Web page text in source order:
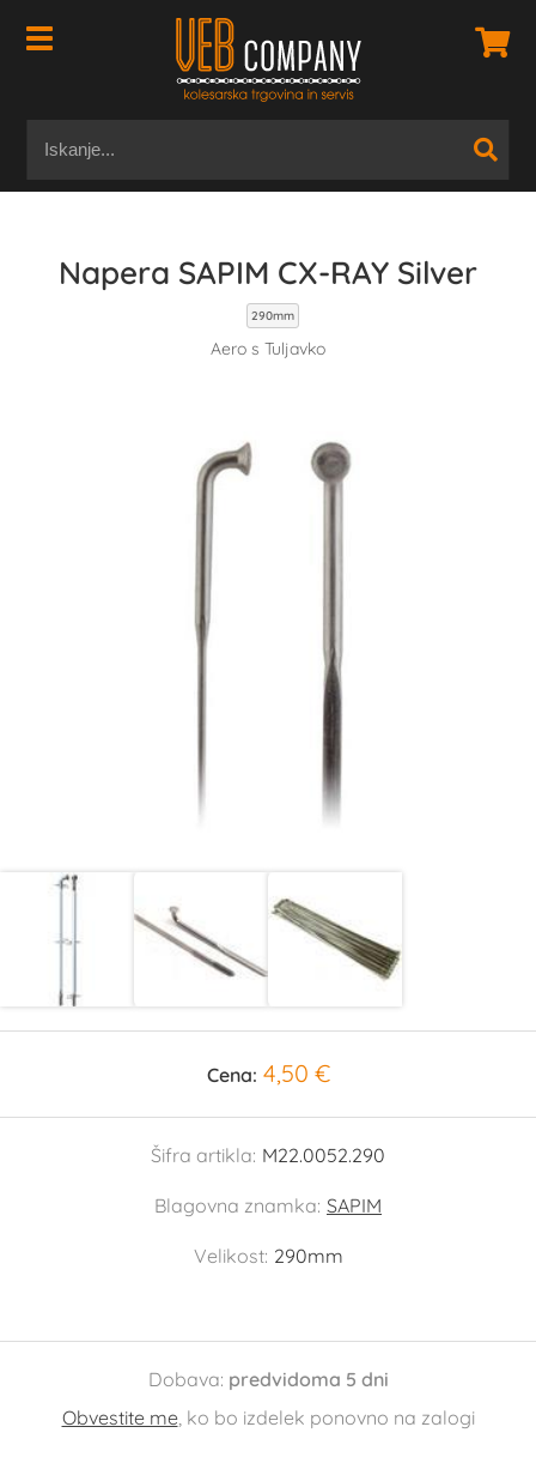
Napera SAPIM CX-RAY Silver
290mm
Aero s Tuljavko
Cena: 4,50 €
Šifra artikla: M22.0052.290
Blagovna znamka: SAPIM
Velikost: 290mm
Dobava: predvidoma 5 dni
Obvestite me, ko bo izdelek ponovno na zalogi